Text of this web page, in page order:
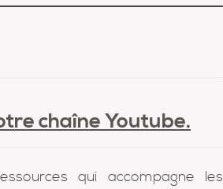
chaîne Youtube.
qui accompagne les